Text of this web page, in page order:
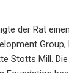
der Rat
Stotts Mill.